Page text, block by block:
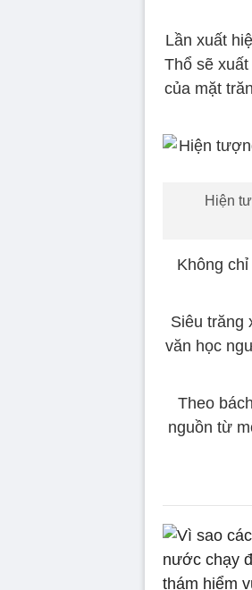
Lần xuất
Thổ sẽ
của mặt
Hiện
Không
Siêu trăng
văn học
Theo
nguồn từ